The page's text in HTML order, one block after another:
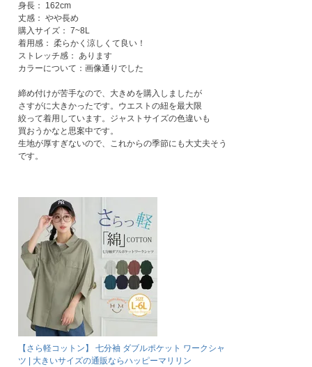
身長： 162cm
丈感： やや長め
購入サイズ： 7~8L
着用感： 柔らかく涼しくて良い！
ストレッチ感： あります
カラーについて：画像通りでした
締め付けが苦手なので、大きめを購入しましたが
さすがに大きかったです。ウエストの紐を最大限
絞って着用しています。ジャストサイズの色違いも
買おうかなと思案中です。
生地が厚すぎないので、これからの季節にも大丈夫そう
です。
【さら軽コットン】 七分袖 ダブルポケット ワークシャ
ツ | 大きいサイズの通販ならハッピーマリリン